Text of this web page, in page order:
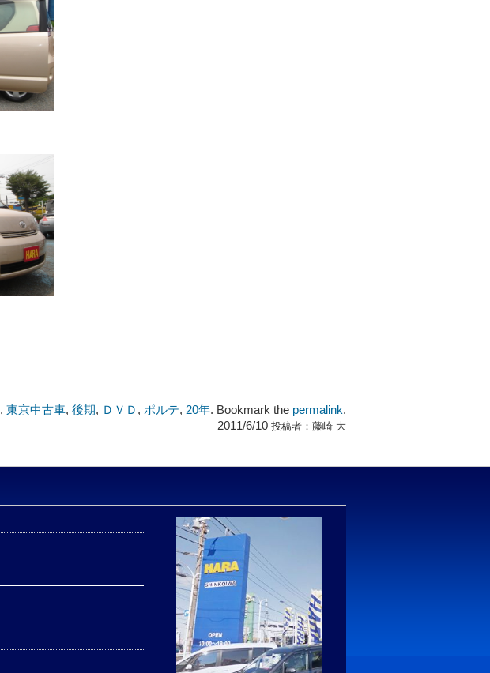
, 東京中古車, 後期, ＤＶＤ , ポルテ, 20年. Bookmark the permalink.
2011/6/10 投稿者： 藤崎 大